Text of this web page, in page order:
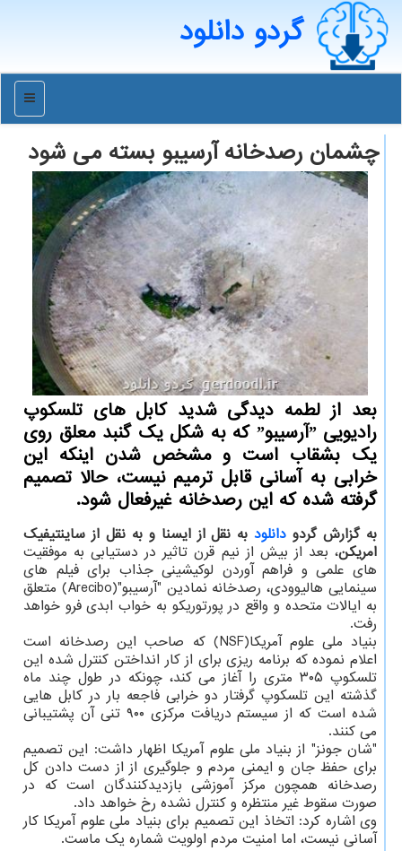
گردو دانلود
منو
چشمان رصدخانه آرسیبو بسته می شود
بعد از لطمه دیدگی شدید كابل های تلسكوپ
رادیویی ˮآرسیبوˮ كه به شكل یك گنبد معلق روی
یك بشقاب است و مشخص شدن اینكه این
خرابی به آسانی قابل ترمیم نیست، حالا تصمیم
گرفته شده كه این رصدخانه غیرفعال شود.
به گزارش گردو دانلودبه نقل از ایسنا و به نقل از ساینتیفیک
امریکن، بعد از بیش از نیم قرن تاثیر در دستیابی به موفقیت
های علمی و فراهم آوردن لوکیشینی جذاب برای فیلم های
سینمایی هالیوودی، رصدخانه نمادین "آرسیبو"(Arecibo) متعلق
به ایالات متحده و واقع در پورتوریکو به خواب ابدی فرو خواهد
رفت.
بنیاد ملی علوم آمریکا(NSF) که صاحب این رصدخانه است
اعلام نموده که برنامه ریزی برای از کار انداختن کنترل شده این
تلسکوپ ۳۰۵ متری را آغاز می کند، چونکه در طول چند ماه
گذشته این تلسکوپ گرفتار دو خرابی فاجعه بار در کابل هایی
شده است که از سیستم دریافت مرکزی ۹۰۰ تنی آن پشتیبانی
می کنند.
"شان جونز" از بنیاد ملی علوم آمریکا اظهار داشت: این تصمیم
برای حفظ جان و ایمنی مردم و جلوگیری از از دست دادن کل
رصدخانه همچون مرکز آموزشی بازدیدکنندگان است که در
صورت سقوط غیر منتظره و کنترل نشده رخ خواهد داد.
وی اشاره کرد: اتخاذ این تصمیم برای بنیاد ملی علوم آمریکا کار
آسانی نیست، اما امنیت مردم اولویت شماره یک ماست.